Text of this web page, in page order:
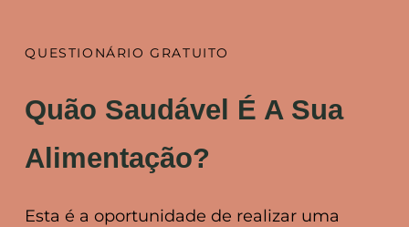
QUESTIONÁRIO GRATUITO
Quão Saudável É A Sua
Alimentação?
Esta é a oportunidade de realizar uma